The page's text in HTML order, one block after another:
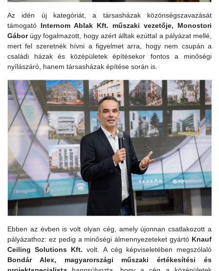
Az idén új kategóriát, a társasházak közönségszavazását
támogató Internom Ablak Kft. műszaki vezetője, Monostori
Gáborúgy fogalmazott, hogy azért álltak ezúttal a pályázat mellé,
mert fel szeretnék hívni a figyelmet arra, hogy nem csupán a
családi házak és középületek építésekor fontos a minőségi
nyílászáró, hanem társasházak építése során is.
Ebben az évben is volt olyan cég, amely újonnan csatlakozott a
pályázathoz: ez pedig a minőségi álmennyezeteket gyártó Knauf
Ceiling Solutions Kft. volt. A cég képviseletében megszólaló
Bondár Alex, magyarországi műszaki értékesítési és